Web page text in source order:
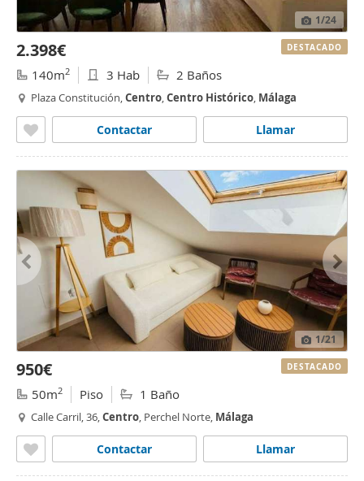
1/24
2.398€
140m2 3 Hab 2 Baños
Plaza Constitución,Centro,Centro Histórico, Málaga
Llamar
Contactar
DESTACADO
1/21
950€
50m2 Piso 1 Baño
Calle Carril, 36,Centro, Perchel Norte, Málaga
Llamar
Contactar
DESTACADO